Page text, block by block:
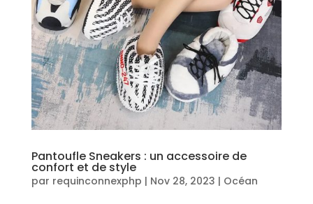
Pantoufle Sneakers : un accessoire de
confort et de style
par requinconnexphp | Nov 28, 2023 | Océan